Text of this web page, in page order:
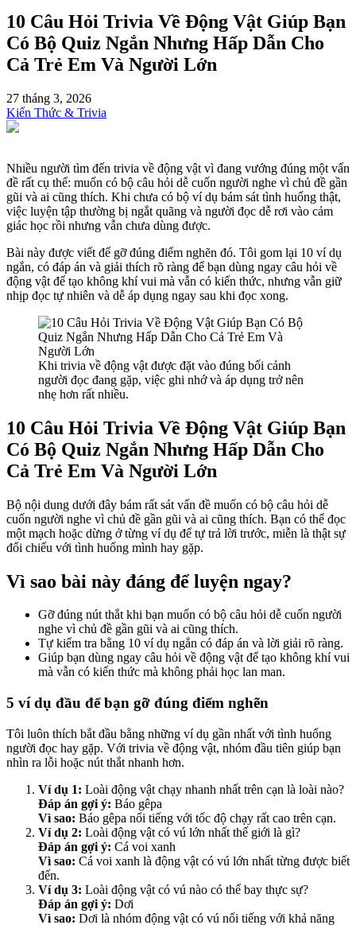
10 Câu Hỏi Trivia Về Động Vật Giúp Bạn
Có Bộ Quiz Ngắn Nhưng Hấp Dẫn Cho
Cả Trẻ Em Và Người Lớn
27 tháng 3, 2026
Kiến Thức & Trivia
Nhiều người tìm đến trivia về động vật vì đang vướng đúng một vấn
đề rất cụ thể: muốn có bộ câu hỏi dễ cuốn người nghe vì chủ đề gần
gũi và ai cũng thích. Khi chưa có bộ ví dụ bám sát tình huống thật,
việc luyện tập thường bị ngắt quãng và người đọc dễ rơi vào cảm
giác học rồi nhưng vẫn chưa dùng được.
Bài này được viết để gỡ đúng điểm nghẽn đó. Tôi gom lại 10 ví dụ
ngắn, có đáp án và giải thích rõ ràng để bạn dùng ngay câu hỏi về
động vật để tạo không khí vui mà vẫn có kiến thức, nhưng vẫn giữ
nhịp đọc tự nhiên và dễ áp dụng ngay sau khi đọc xong.
Khi trivia về động vật được đặt vào đúng bối cảnh
người đọc đang gặp, việc ghi nhớ và áp dụng trở nên
nhẹ hơn rất nhiều.
10 Câu Hỏi Trivia Về Động Vật Giúp Bạn
Có Bộ Quiz Ngắn Nhưng Hấp Dẫn Cho
Cả Trẻ Em Và Người Lớn
Bộ nội dung dưới đây bám rất sát vấn đề muốn có bộ câu hỏi dễ
cuốn người nghe vì chủ đề gần gũi và ai cũng thích. Bạn có thể đọc
một mạch hoặc dừng ở từng ví dụ để tự trả lời trước, miễn là thật sự
đối chiếu với tình huống mình hay gặp.
Vì sao bài này đáng để luyện ngay?
Gỡ đúng nút thắt khi bạn muốn có bộ câu hỏi dễ cuốn người
nghe vì chủ đề gần gũi và ai cũng thích.
Tự kiểm tra bằng 10 ví dụ ngắn có đáp án và lời giải rõ ràng.
Giúp bạn dùng ngay câu hỏi về động vật để tạo không khí vui
mà vẫn có kiến thức mà không phải học lan man.
5 ví dụ đầu để bạn gỡ đúng điểm nghẽn
Tôi luôn thích bắt đầu bằng những ví dụ gần nhất với tình huống
người đọc hay gặp. Với trivia về động vật, nhóm đầu tiên giúp bạn
nhìn ra lỗi hoặc nút thắt nhanh hơn.
Ví dụ 1: Loài động vật chạy nhanh nhất trên cạn là loài nào?
Đáp án gợi ý: Báo gêpa
Vì sao: Báo gêpa nổi tiếng với tốc độ chạy rất cao trên cạn.
Ví dụ 2: Loài động vật có vú lớn nhất thế giới là gì?
Đáp án gợi ý: Cá voi xanh
Vì sao: Cá voi xanh là động vật có vú lớn nhất từng được biết
đến.
Ví dụ 3: Loài động vật có vú nào có thể bay thực sự?
Đáp án gợi ý: Dơi
Vì sao: Dơi là nhóm động vật có vú nổi tiếng với khả năng